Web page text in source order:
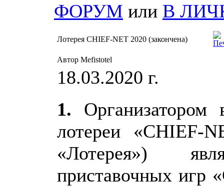
ФОРУМ или В
Лотерея CHIEF-NET 2020 (закончена)
Автор Mefistotel
18.03.2020 г.
1. Организатором
лотереи «CHIEF-
«Лотерея»)
приставочных игр